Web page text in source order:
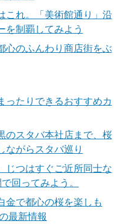
これ。「美術館通り」沿
を制覇してみよう
心のふんわり商店街をぶ
ったりできるおすすめカ
のスタバ本社店まで、桜
ながらスタバ巡り
じつはすぐご近所同士な
回ってみよう。
金で都心の桜を楽しも
最新情報